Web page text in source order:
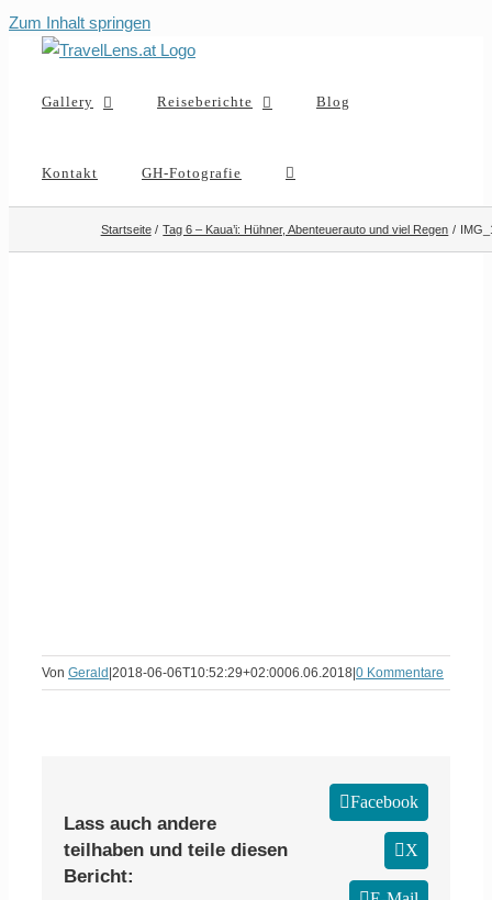
Zum Inhalt springen
Gallery Reiseberichte Blog
Kontakt GH-Fotografie
Startseite Tag 6 – Kaua’i: Hühner, Abenteuerauto und viel Regen
Von Gerald 2018-06-06T10:52:29+02:0006.06.2018 0 Kommentare
Lass auch andere
teilhaben und teile diesen
Bericht:
Facebook
X